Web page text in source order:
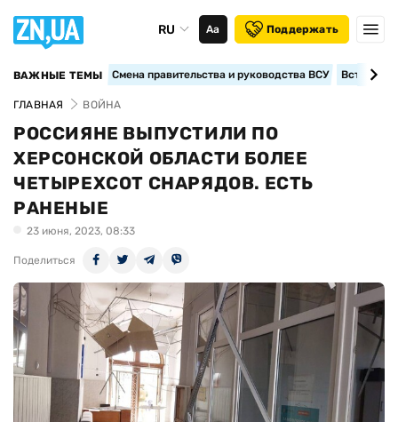
RU Аа Поддержать
ВАЖНЫЕ ТЕМЫ Смена правительства и руководства ВСУ
ГЛАВНАЯ ВОЙНА
РОССИЯНЕ ВЫПУСТИЛИ ПО
ХЕРСОНСКОЙ ОБЛАСТИ БОЛЕЕ
ЧЕТЫРЕХСОТ СНАРЯДОВ. ЕСТЬ
РАНЕНЫЕ
23 июня, 2023, 08:33
Поделиться